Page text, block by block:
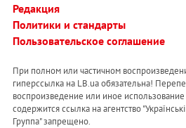
Редакция
Политики и стандарты
Пользовательское соглашение
При полном или частичном
гиперссылка на LB.ua обязательна!
воспроизведение или иное
содержится ссылка на агентство
Группа" запрещено.